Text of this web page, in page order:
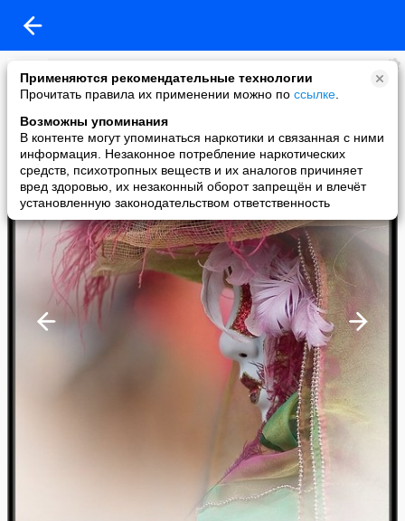
Применяются рекомендательные технологии
Прочитать правила их применении можно по ссылке
Возможны упоминания
В контенте могут упоминаться наркотики и связанная с ними
информация. Незаконное потребление наркотических
средств, психотропных веществ и их аналогов причиняет
вред здоровью, их незаконный оборот запрещён и влечёт
установленную законодательством ответственность
Милая...Нежная
added a photo
17 Oct в 09:53